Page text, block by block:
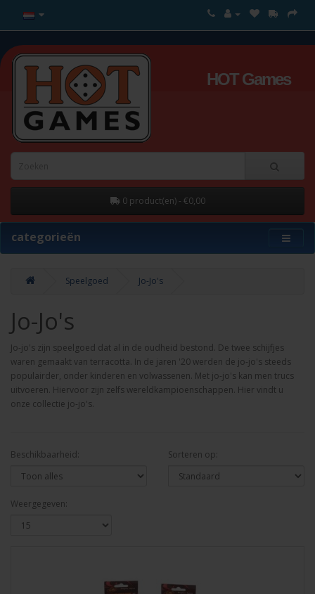
HOT Games
0 product(en) - €0,00
categorieën
Speelgoed Jo-Jo's
Jo-Jo's
Jo-jo's zijn speelgoed dat al in de oudheid bestond. De twee schijfjes
waren gemaakt van terracotta. In de jaren '20 werden de jo-jo's steeds
populairder, onder kinderen en volwassenen. Met jo-jo's kan men trucs
uitvoeren. Hiervoor zijn zelfs wereldkampioenschappen. Hier vindt u
onze collectie jo-jo's.
Beschikbaarheid: Sorteren op:
Weergegeven: